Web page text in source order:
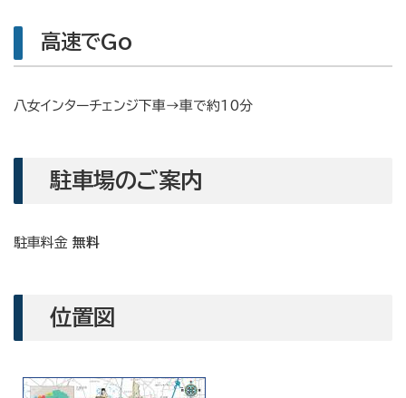
高速でGo
八女インターチェンジ下車→車で約10分
駐車場のご案内
駐車料金 無料
位置図